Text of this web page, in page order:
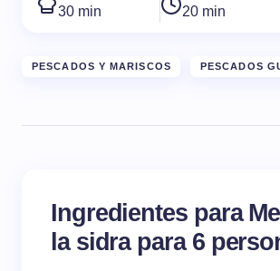
30 min 20 min
PESCADOS Y MARISCOS PESCADOS
Ingredientes para
la sidra para 6